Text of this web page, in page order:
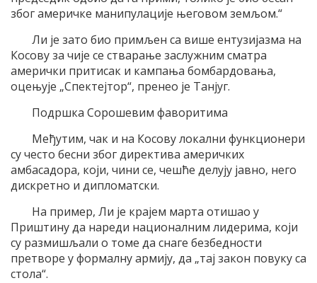
због америчке манипулације његовом земљом.“
Ли је зато био примљен са више ентузијазма на
Косову за чије се стварање заслужним сматра
амерички притисак и кампања бомбардовања,
оцењује „Спектејтор“, пренео је Танјуг.
Подршка Сорошевим фаворитима
Међутим, чак и на Косову локални функционери
су често бесни због директива америчких
амбасадора, који, чини се, чешће делују јавно, него
дискретно и дипломатски.
На пример, Ли је крајем марта отишао у
Приштину да нареди националним лидерима, који
су размишљали о томе да снаге безбедности
претворе у формалну армију, да „тај закон повуку са
стола“.